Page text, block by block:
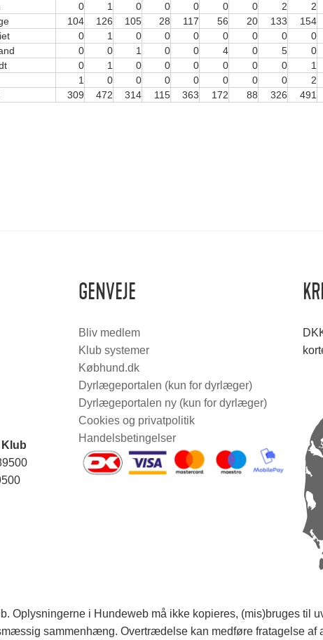
0 1 0 0 0 0 0 2 2
104 126 105 28 117 56 20 133 154
0 1 0 0 0 0 0 0 0
0 0 1 0 0 4 0 5 0
0 1 0 0 0 0 0 0 1
1 0 0 0 0 0 0 0 2
309 472 314 115 363 172 88 326 491
GENVEJE
Bliv medlem
Klub systemer
Købhund.dk
Dyrlægeportalen (kun for dyrlæger)
Dyrlægeportalen ny (kun for dyrlæger)
Cookies og privatpolitik
Handelsbetingelser
Oplysningerne i Hundeweb må ikke kopieres, (mis)bruges til
sammenhæng. Overtrædelse kan medføre fratagelse af